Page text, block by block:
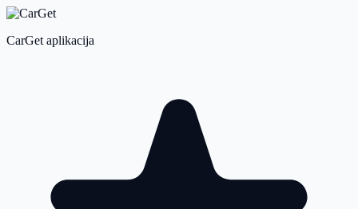
CarGet aplikacija